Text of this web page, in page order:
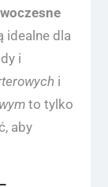
idealne dla
i
i
to tylko
aby